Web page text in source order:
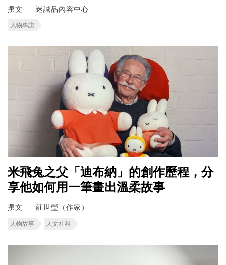
撰文 迷誠品內容中心
人物專訪
米飛兔之父「迪布納」的創作歷程，分
享他如何用一筆畫出溫柔故事
撰文 莊世瑩（作家）
人物故事 人文社科